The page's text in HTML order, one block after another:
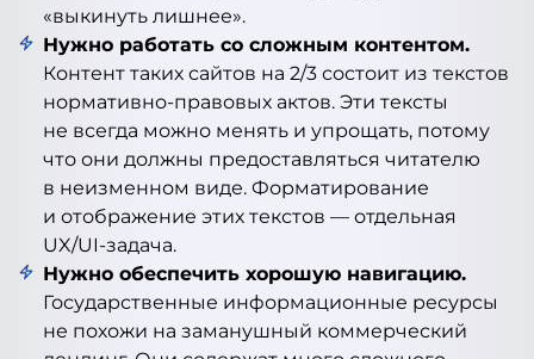
«выкинуть лишнее».
Нужно работать со сложным контентом.
Контент таких сайтов на 2/3 состоит из текстов
нормативно-правовых актов. Эти тексты
не всегда можно менять и упрощать, потому
что они должны предоставляться читателю
в неизменном виде. Форматирование
и отображение этих текстов — отдельная
UX/UI-задача.
Нужно обеспечить хорошую навигацию.
Государственные информационные ресурсы
не похожи на заманушный коммерческий